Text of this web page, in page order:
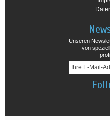
Unseren
von